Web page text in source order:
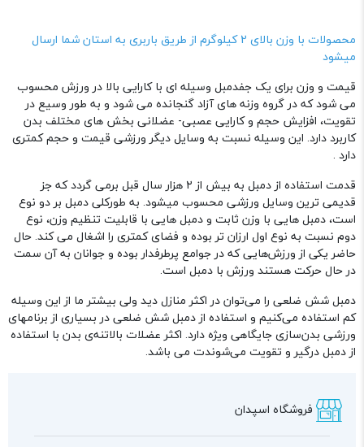
محصولات با وزن بالای 2 کیلوگرم از طریق باربری به استان شما ارسال
میشود
قیمت و وزن برای یک جفدمبل وسیله ای با کارایی بالا در ورزش محسوب
می شود که در گروه وزنه‌ های آزاد گنجانده می ‌شود و به‌ طور وسیع در
تقویت، افزایش حجم و کارایی عصبی‌- ‌عضلانی بخش‌ های مختلف بدن
کاربرد دارد. این وسیله نسبت به وسایل دیگر ورزشی قیمت و حجم کمتری
دارد .
قدمت استفاده از دمبل به بیش از ۲ هزار سال قبل برمی ‌گردد که جز
قدیمی ترین وسایل ورزشی محسوب میشود. به‌ طورکلی دمبل‌ بر دو نوع
است، دمبل ‌هایی با وزن ثابت و دمبل‌ هایی با قابلیت تنظیم وزن، نوع
دوم نسبت به نوع اول ارزان‌ تر بوده و فضای کمتری را اشغال می‌ کند. حال
حاضر یکی از ورزش‌هایی که در جوامع پرطرفدار بوده و جوانان به آن سمت
در حال حرکت هستند ورزش با دمبل است.
دمبل شش ضلعی را می‌توان در اکثر منازل دید ولی بیشتر ما از این وسیله
کم استفاده می‌کنیم و استفاده از دمبل شش ضلعی در بسیاری از برنامهای
ورزشی بدن‌سازی جایگاهی ویژه دارد. اکثر عضلات‌ بالاتنه‌ی بدن با استفاده
از دمبل درگیر و تقویت می‌شوندت می باشد.
فروشگاه اسپدان